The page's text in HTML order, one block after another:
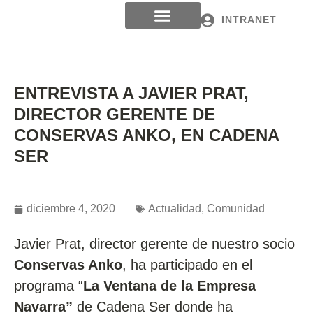
INTRANET
ENTREVISTA A JAVIER PRAT,
DIRECTOR GERENTE DE
CONSERVAS ANKO, EN CADENA
SER
diciembre 4, 2020 Actualidad, Comunidad
Javier Prat, director gerente de nuestro socio
Conservas Anko, ha participado en el
programa “La Ventana de la Empresa
Navarra” de Cadena Ser donde ha